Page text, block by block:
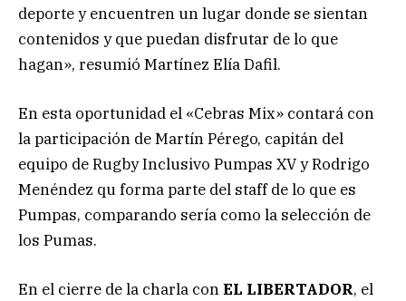
deporte y encuentren un lugar donde se sientan
contenidos y que puedan disfrutar de lo que
hagan», resumió Martínez Elía Dafil.
En esta oportunidad el «Cebras Mix» contará con
la participación de Martín Pérego, capitán del
equipo de Rugby Inclusivo Pumpas XV y Rodrigo
Menéndez qu forma parte del staff de lo que es
Pumpas, comparando sería como la selección de
los Pumas.
En el cierre de la charla conEL LIBERTADOR, el